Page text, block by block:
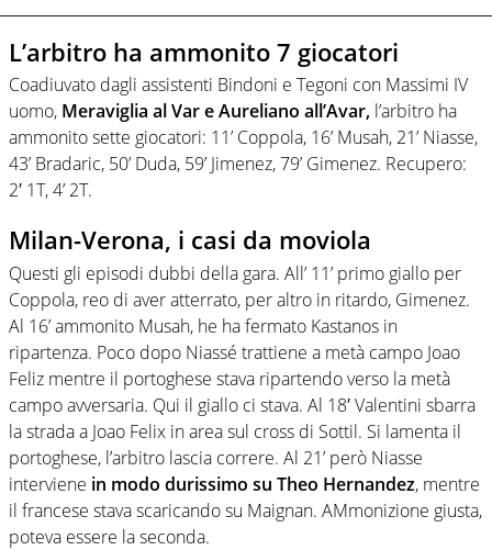
L’arbitro ha ammonito 7 giocatori
Coadiuvato dagli assistenti Bindoni e Tegoni con Massimi IV
uomo, Meraviglia al Var e Aureliano all’Avar, l’arbitro ha
ammonito sette giocatori: 11’ Coppola, 16’ Musah, 21’ Niasse,
43’ Bradaric, 50’ Duda, 59’ Jimenez, 79’ Gimenez. Recupero:
2′ 1T, 4’ 2T.
Milan-Verona, i casi da moviola
Questi gli episodi dubbi della gara. All’ 11’ primo giallo per
Coppola, reo di aver atterrato, per altro in ritardo, Gimenez.
Al 16’ ammonito Musah, he ha fermato Kastanos in
ripartenza. Poco dopo Niassé trattiene a metà campo Joao
Feliz mentre il portoghese stava ripartendo verso la metà
campo avversaria. Qui il giallo ci stava. Al 18′ Valentini sbarra
la strada a Joao Felix in area sul cross di Sottil. Si lamenta il
portoghese, l’arbitro lascia correre. Al 21’ però Niasse
interviene in modo durissimo su Theo Hernandez, mentre
il francese stava scaricando su Maignan. AMmonizione giusta,
poteva essere la seconda.